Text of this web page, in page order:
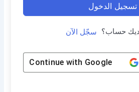
تسجيل الدخول
حساب؟ سجّل الآن
Continue with Google